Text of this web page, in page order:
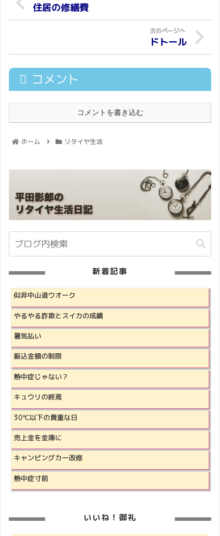
住居の修繕費
ドトール
コメント
コメントを書き込む
ホーム リタイヤ生活
新着記事
似非中山道ウオーク
やるやる詐欺とスイカの成績
暑気払い
振込金額の制限
熱中症じゃない？
キュウリの終焉
30℃以下の貴重な日
売上金を金庫に
キャンピングカー改修
熱中症寸前
いいね！御礼